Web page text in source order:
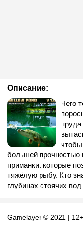
Описание:
Чего
чтобы
большей прочностью
приманки, которые
тяжёлую рыбу. Кто
глубинах стоячих
Gamelayer © 2021 | 12+